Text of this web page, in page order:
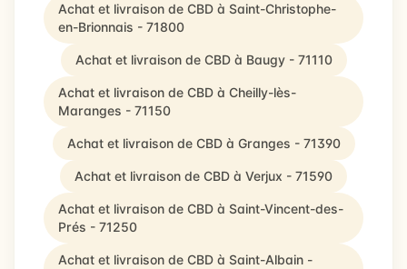
Achat et livraison de CBD à Saint-Christophe-
en-Brionnais - 71800
Achat et livraison de CBD à Baugy - 71110
Achat et livraison de CBD à Cheilly-lès-
Maranges - 71150
Achat et livraison de CBD à Granges - 71390
Achat et livraison de CBD à Verjux - 71590
Achat et livraison de CBD à Saint-Vincent-des-
Prés - 71250
Achat et livraison de CBD à Saint-Albain -